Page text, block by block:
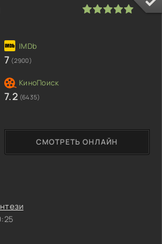
СМОТРЕТЬ ОНЛАЙН
7 (2900)
7.2 (6435)